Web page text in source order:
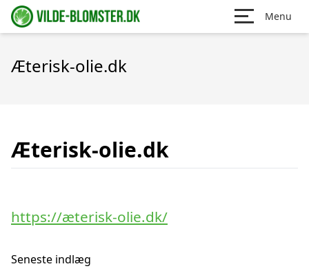
Menu
Æterisk-olie.dk
Æterisk-olie.dk
https://æterisk-olie.dk/
Seneste indlæg